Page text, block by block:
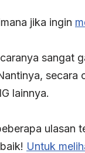
jika ingin
sangat
secara
lainnya.
ulasan
Untuk